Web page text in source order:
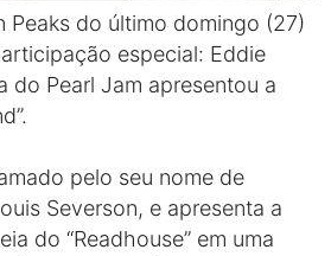
Peaks do último domingo (27)
especial: Eddie
do Pearl Jam apresentou a
pelo seu nome de
Severson, e apresenta a
do “Readhouse” em uma